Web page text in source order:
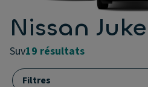
Nissan Juke
suv19 résultats
Filtres